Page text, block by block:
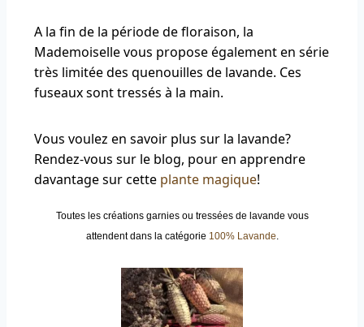
A la fin de la période de floraison, la
Mademoiselle vous propose également en série
très limitée des quenouilles de lavande. Ces
fuseaux sont tressés à la main.
Vous voulez en savoir plus sur la lavande?
Rendez-vous sur le blog, pour en apprendre
davantage sur cette plante magique!
Toutes les créations garnies ou tressées de lavande vous
attendent dans la catégorie 100% Lavande